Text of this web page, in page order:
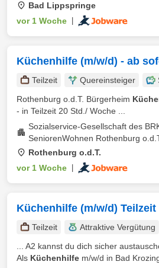
Bad Lippspringe
vor 1 Woche
Küchenhilfe (m/w/d) - ab
Teilzeit Quereinsteiger
Rothenburg o.d.T. Bürgerheim
- in Teilzeit 20 Std./ Woche ...
Sozialservice-Gesellschaft des
SeniorenWohnen Rothenburg
Rothenburg o.d.T.
vor 1 Woche
Küchenhilfe (m/w/d) Teilzeit
Teilzeit Attraktive Vergütung
... A2 kannst du dich sicher
Als Küchenhilfe m/w/d in Bad